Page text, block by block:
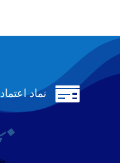
بود.
 نماد اعتماد